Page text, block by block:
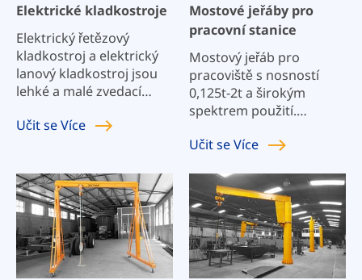
Elektrické kladkostroje
Elektrický řetězový
kladkostroj a elektrický
lanový kladkostroj jsou
lehké a malé zvedací
samostatně nebo
mostový jeřáb, portálový
jeřáb a výložníkový jeřáb.
Učit seVíce
Mostové jeřáby pro
pracovní stanice
Mostový jeřáb pro
pracoviště s nosností
0,125t-2t a širokým
spektrem použití.
mostového jeřábu
společnosti je, že jej lze
kdykoli snadno rozšířit a
přizpůsobit novým
požadavkům a může se
rozvíjet společně s vaším
podnikáním.
Učit seVíce